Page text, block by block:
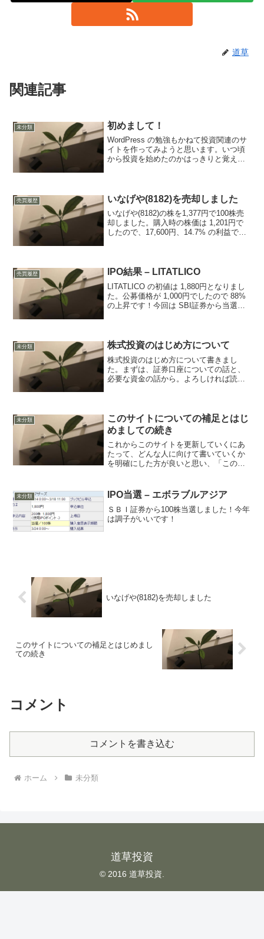
道草
関連記事
未分類 初めまして！
WordPress の勉強もかねて投資関連のサ
イトを作ってみようと思います。いつ頃
から投資を始めたのかはっきりと覚えて
年こそ脱初心者...
売買履歴 いなげや(8182)を売却しました
いなげや(8182)の株を1,377円で100株売
却しました。購入時の株価は 1,201円で
したので、17,600円、14.7% の利益で
売買履歴 IPO結果 – LITATLICO
LITATLICO の初値は 1,880円となりまし
た。公募価格が 1,000円でしたので 88%
の上昇です！今回は SBI証券から当選し
未分類 株式投資のはじめ方について
株式投資のはじめ方について書きまし
た。まずは、証券口座についての話と、
必要な資金の話から。よろしければ読ん
未分類
このサイトについての補足とはじ
めましての続き
これからこのサイトを更新していくにあ
たって、どんな人に向けて書いていくか
を明確にした方が良いと思い、「このサ
向けての投資情報を紹介していければい
いなと考えています。基本...
未分類 IPO当選 – エボラブルアジア
ＳＢＩ証券から100株当選しました！今年
は調子がいいです！
いなげや(8182)を売却しました
このサイトについての補足とはじめまし
ての続き
コメント
コメントを書き込む
ホーム 未分類
道草投資
© 2016 道草投資.